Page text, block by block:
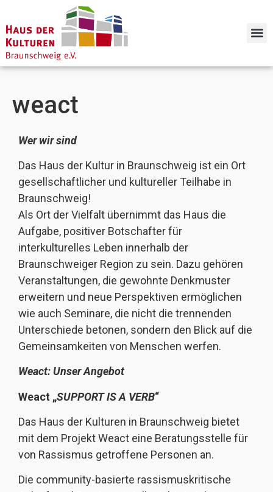
weact
Wer wir sind
Das Haus der Kultur in Braunschweig ist ein Ort
gesellschaftlicher und kultureller Teilhabe in
Braunschweig!
Als Ort der Vielfalt übernimmt das Haus die
Aufgabe, positiver Botschafter für
interkulturelles Leben innerhalb der
Braunschweiger Region zu sein. Dazu gehören
Veranstaltungen, die gewohnte Denkmuster
erweitern und neue Perspektiven ermöglichen
wie auch Seminare, die nicht die trennenden
Unterschiede betonen, sondern den Blick auf die
Gemeinsamkeiten von Menschen werfen.
Weact: Unser Angebot
Weact „SUPPORT IS A VERB“
Das Haus der Kulturen in Braunschweig bietet
mit dem Projekt Weact eine Beratungsstelle für
von Rassismus getroffene Personen an.
Die community-basierte rassismuskritische